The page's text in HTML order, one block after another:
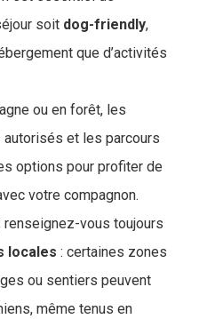
soit dog-friendly,
que d’activités
ou en forêt, les
et les parcours
options pour profiter de
votre compagnon.
renseignez-vous toujours
locales : certaines zones
ou sentiers peuvent
même tenus en